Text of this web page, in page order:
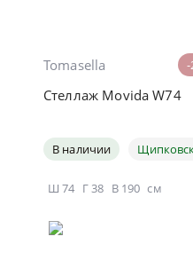
-
Tomasella
Стеллаж Movida W74
В наличии
Ш 74 Г38 В190 см